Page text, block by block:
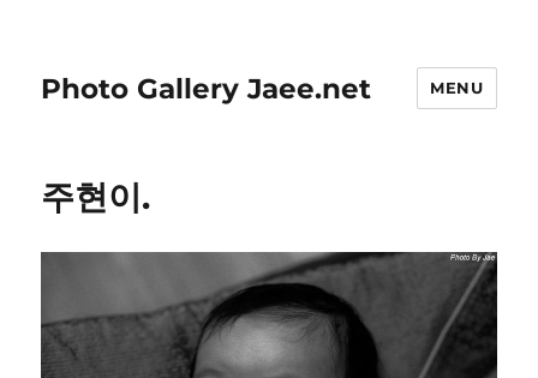
Photo Gallery Jaee.net MENU
주현이.